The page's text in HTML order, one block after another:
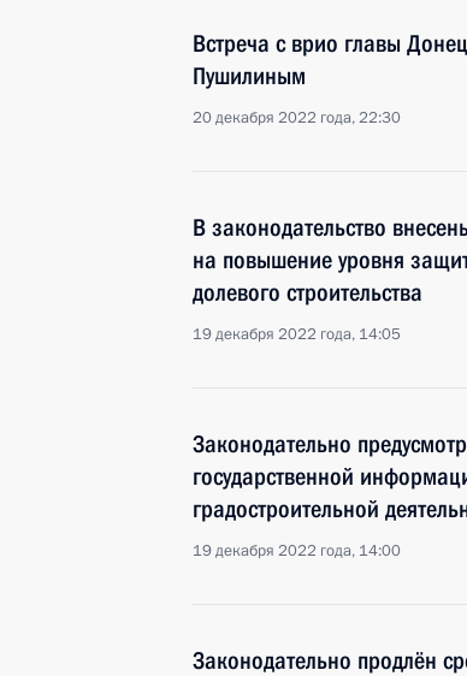
Встреча с врио главы
Пушилиным
20 декабря 2022 года, 22:30
В законодательство
на повышение уровня
долевого строительства
19 декабря 2022 года, 14:05
Законодательно
государственной
градостроительной
19 декабря 2022 года, 14:00
Законодательно продлён